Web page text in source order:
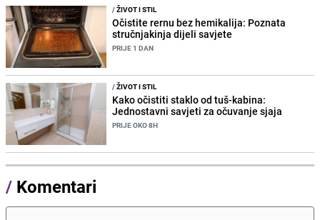
/ŽIVOT I STIL
Očistite rernu bez hemikalija: Poznata
stručnjakinja dijeli savjete
PRIJE 1 DAN
/ŽIVOT I STIL
Kako očistiti staklo od tuš-kabina:
Jednostavni savjeti za očuvanje sjaja
PRIJE OKO 8H
/ Komentari